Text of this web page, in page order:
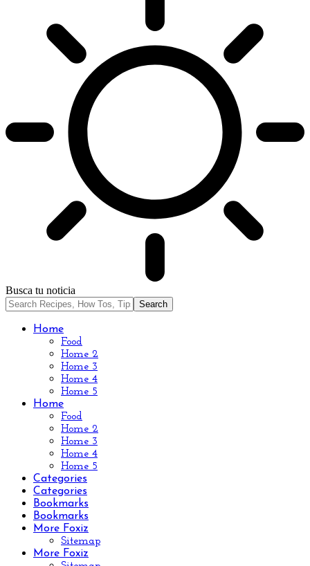
Busca tu noticia
Home
Food
Home 2
Home 3
Home 4
Home 5
Home
Food
Home 2
Home 3
Home 4
Home 5
Categories
Categories
Bookmarks
Bookmarks
More Foxiz
Sitemap
More Foxiz